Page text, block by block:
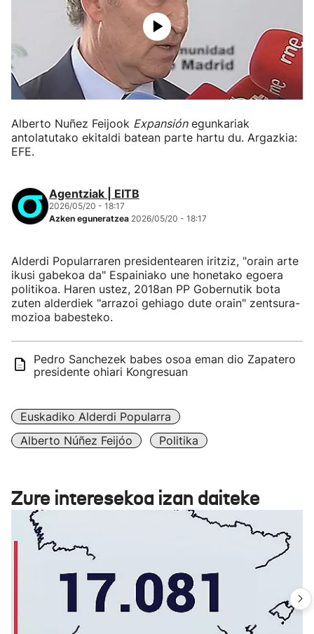
Alberto Nuñez Feijook Expansiónegunkariak
antolatutako ekitaldi batean parte hartu du. Argazkia:
EFE.
Agentziak | EITB
2026/05/20 - 18:17
Azken eguneratzea 2026/05/20 - 18:17
Alderdi Popularraren presidentearen iritziz, "orain arte
ikusi gabekoa da" Espainiako une honetako egoera
politikoa. Haren ustez, 2018an PP Gobernutik bota
zuten alderdiek "arrazoi gehiago dute orain" zentsura-
mozioa babesteko.
Pedro Sanchezek babes osoa eman dio Zapatero
presidente ohiari Kongresuan
Euskadiko Alderdi Popularra
Alberto Núñez Feijóo
Politika
Zure interesekoa izan daiteke